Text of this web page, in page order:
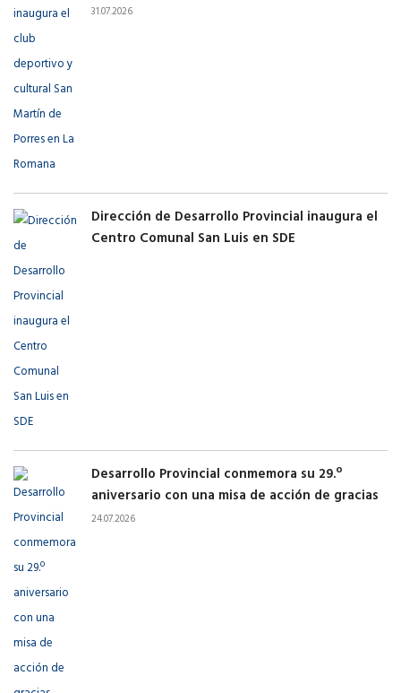
31.07.2026
Dirección de Desarrollo Provincial inaugura el
Centro Comunal San Luis en SDE
Desarrollo Provincial conmemora su 29.º
aniversario con una misa de acción de gracias
24.07.2026